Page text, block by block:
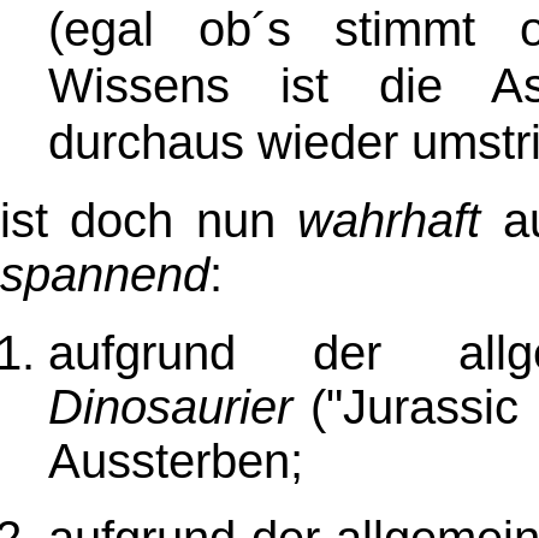
(egal ob´s stimmt
Wissens ist die
durchaus wieder
ist doch nun wahrhaft
spannend:
aufgrund der
Dinosaurier("Jurassic
Aussterben;